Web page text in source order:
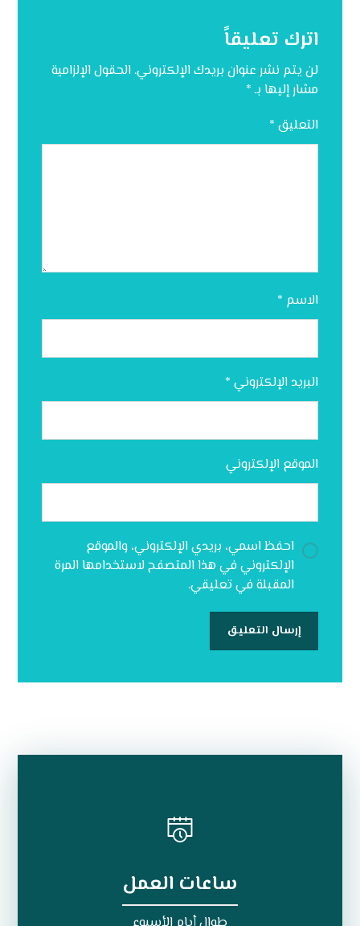
اترك تعليقاً
لن يتم نشر عنوان بريدك الإلكتروني. الحقول الإلزامية
مشار إليها بـ*
التعليق *
الاسم *
البريد الإلكتروني *
الموقع الإلكتروني
احفظ اسمي، بريدي الإلكتروني، والموقع
الإلكتروني في هذا المتصفح لاستخدامها المرة
المقبلة في تعليقي.
ساعات العمل